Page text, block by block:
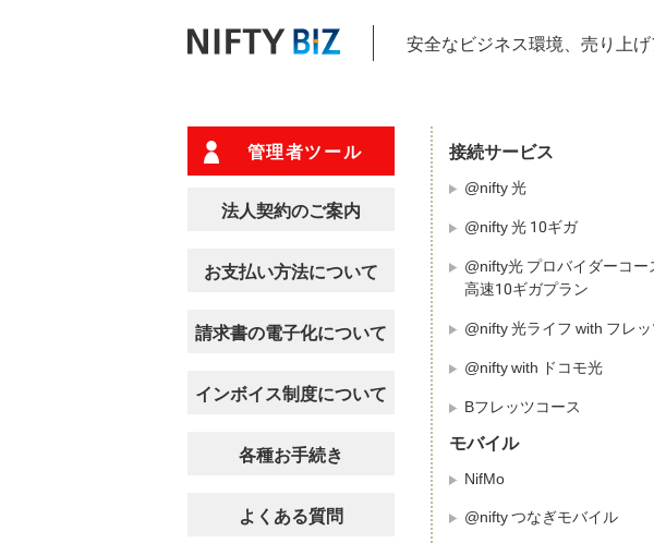
安全なビジネス環境、売り上
管理者ツール
法人契約のご案内
お支払い方法について
請求書の電子化について
インボイス制度について
各種お手続き
よくある質問
接続サービス
@nifty 光
@nifty 光 10ギガ
@nifty光 プロバイダーコー
高速10ギガプラン
@nifty 光ライフ with フレ
@nifty with ドコモ光
Bフレッツコース
モバイル
NifMo
@nifty つなぎモバイル